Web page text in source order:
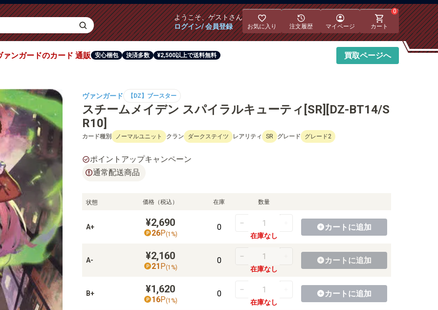
ようこそ、ゲストさん
ログイン/ 会員登録
お気に入り 注文履歴 マイページ
0
カート
ァンガードのカード 通販 安心梱包 決済多数 ¥2,500以上で送料無料 買取ページへ
ヴァンガード 【DZ】ブースター
スチームメイデン スパイラルキューティ[SR][DZ-BT14/S
R10]
カード種別 ノーマルユニット クラン ダークステイツ レアリティ SR グレード グレード2
ポイントアップキャンペーン
通常配送商品
状態 価格（税込） 在庫 数量
A+ ¥2,690
26P(1 %)
0
在庫なし
カートに追加
A- ¥2,160
21P(1 %)
0
在庫なし
カートに追加
B+ ¥1,620
16P(1 %)
0
在庫なし
カートに追加